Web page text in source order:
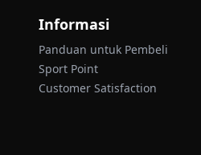
Informasi
Panduan untuk Pembeli
Sport Point
Customer Satisfaction